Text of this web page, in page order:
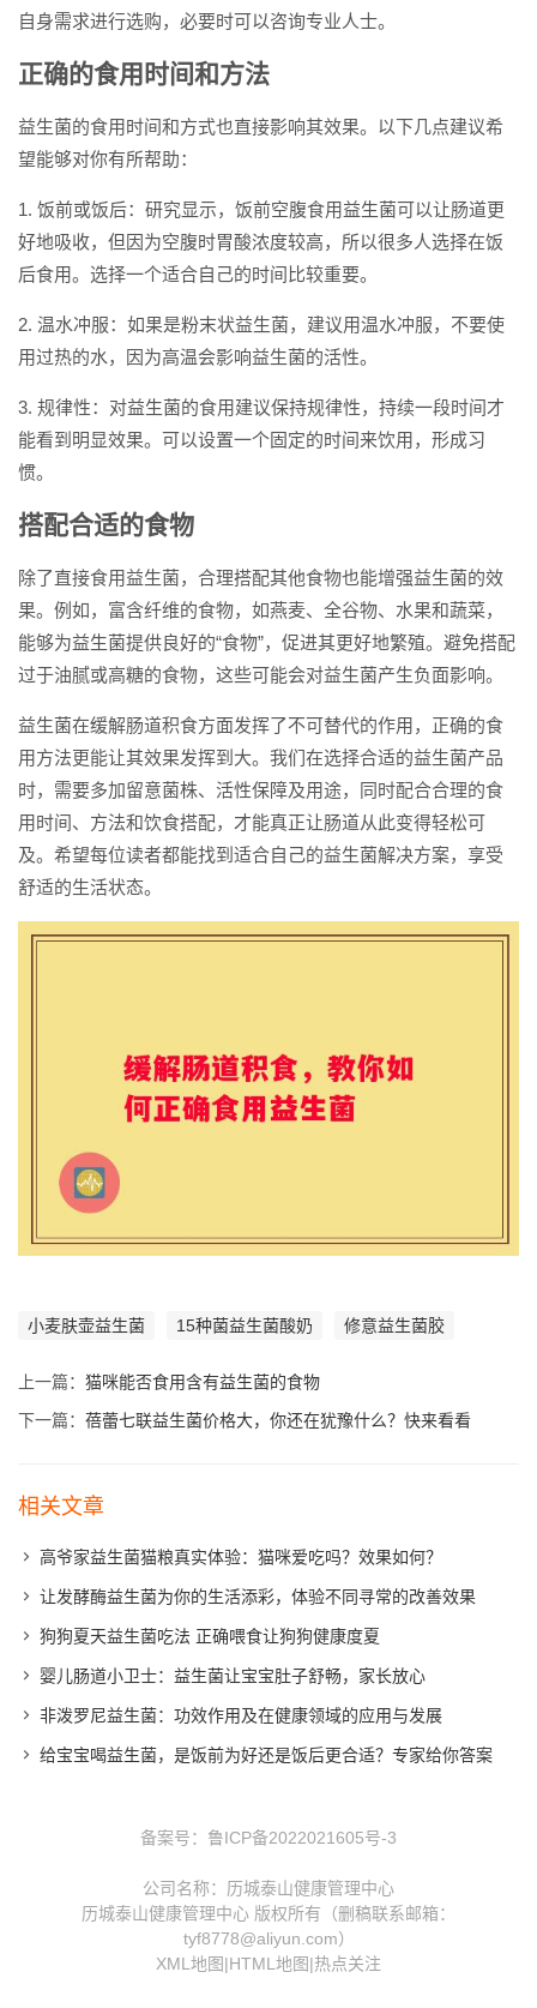
自身需求进行选购，必要时可以咨询专业人士。
正确的食用时间和方法
益生菌的食用时间和方式也直接影响其效果。以下几点建议希
望能够对你有所帮助：
1. 饭前或饭后：研究显示，饭前空腹食用益生菌可以让肠道更
好地吸收，但因为空腹时胃酸浓度较高，所以很多人选择在饭
后食用。选择一个适合自己的时间比较重要。
2. 温水冲服：如果是粉末状益生菌，建议用温水冲服，不要使
用过热的水，因为高温会影响益生菌的活性。
3. 规律性：对益生菌的食用建议保持规律性，持续一段时间才
能看到明显效果。可以设置一个固定的时间来饮用，形成习
惯。
搭配合适的食物
除了直接食用益生菌，合理搭配其他食物也能增强益生菌的效
果。例如，富含纤维的食物，如燕麦、全谷物、水果和蔬菜，
能够为益生菌提供良好的“食物”，促进其更好地繁殖。避免搭配
过于油腻或高糖的食物，这些可能会对益生菌产生负面影响。
益生菌在缓解肠道积食方面发挥了不可替代的作用，正确的食
用方法更能让其效果发挥到大。我们在选择合适的益生菌产品
时，需要多加留意菌株、活性保障及用途，同时配合合理的食
用时间、方法和饮食搭配，才能真正让肠道从此变得轻松可
及。希望每位读者都能找到适合自己的益生菌解决方案，享受
舒适的生活状态。
小麦肤壶益生菌 15种菌益生菌酸奶 修意益生菌胶
上一篇： 猫咪能否食用含有益生菌的食物
下一篇： 蓓蕾七联益生菌价格大，你还在犹豫什么？快来看看
相关文章
高爷家益生菌猫粮真实体验：猫咪爱吃吗？效果如何？
让发酵酶益生菌为你的生活添彩，体验不同寻常的改善效果
狗狗夏天益生菌吃法 正确喂食让狗狗健康度夏
婴儿肠道小卫士：益生菌让宝宝肚子舒畅，家长放心
非泼罗尼益生菌：功效作用及在健康领域的应用与发展
给宝宝喝益生菌，是饭前为好还是饭后更合适？专家给你答案
备案号： 鲁ICP备2022021605号-3
公司名称：历城泰山健康管理中心
历城泰山健康管理中心 版权所有（删稿联系邮箱：
tyf8778@aliyun.com）
XML地图|HTML地图|热点关注